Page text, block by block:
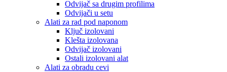
Odvijač sa drugim profilima
Odvijači u setu
Alati za rad pod naponom
Ključ izolovani
Klešta izolovana
Odvijač izolovani
Ostali izolovani alat
Alati za obradu cevi